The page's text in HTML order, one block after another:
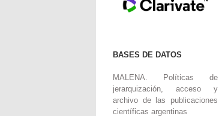
BASES DE DATOS
MALENA. Políticas de
jerarquización, acceso y
archivo de las publicaciones
científicas argentinas